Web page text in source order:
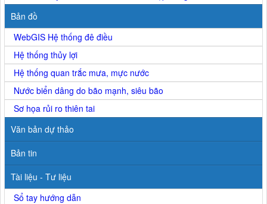
Bản đồ
WebGIS Hệ thống đê điều
Hệ thống thủy lợi
Hệ thống quan trắc mưa, mực nước
Nước biển dâng do bão mạnh, siêu bão
Sơ họa rủi ro thiên tai
Văn bản dự thảo
Bản tin
Tài liệu - Tư liệu
Sổ tay hướng dẫn